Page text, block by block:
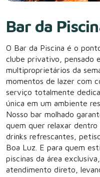
Bar da
O Bar da Piscina é o
clube privativo, pensado
multiproprietários da
momentos de lazer com
serviço totalmente
única em um ambiente
Nosso bar molhado
quem quer relaxar dentro
drinks refrescantes,
Boa Luz. E para quem
piscinas da área
atendimento direto,